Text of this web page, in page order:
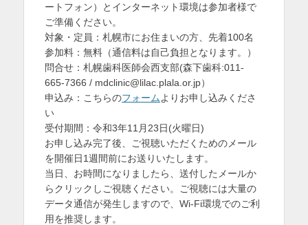
ートフォン）とインターネット環境は参加者様で
ご準備ください。
対象・定員：札幌市にお住まいの方、先着100名
参加料：無料（通信料は自己負担となります。）
問合せ：札幌歯科医師会西支部(森下歯科:011-
665-7366 / mdclinic@lilac.plala.or.jp）
申込み：こちらのフォーム よりお申し込みくださ
い
受付期間：令和3年11月23日(火曜日)
お申し込み完了後、ご視聴いただくためのメール
を開催日1週間前にお送りいたします。
当日、お時間になりましたら、送付したメールか
らクリックしご視聴ください。ご視聴には大量の
データ通信が発生しますので、Wi-Fi環境でのご利
用を推奨します。